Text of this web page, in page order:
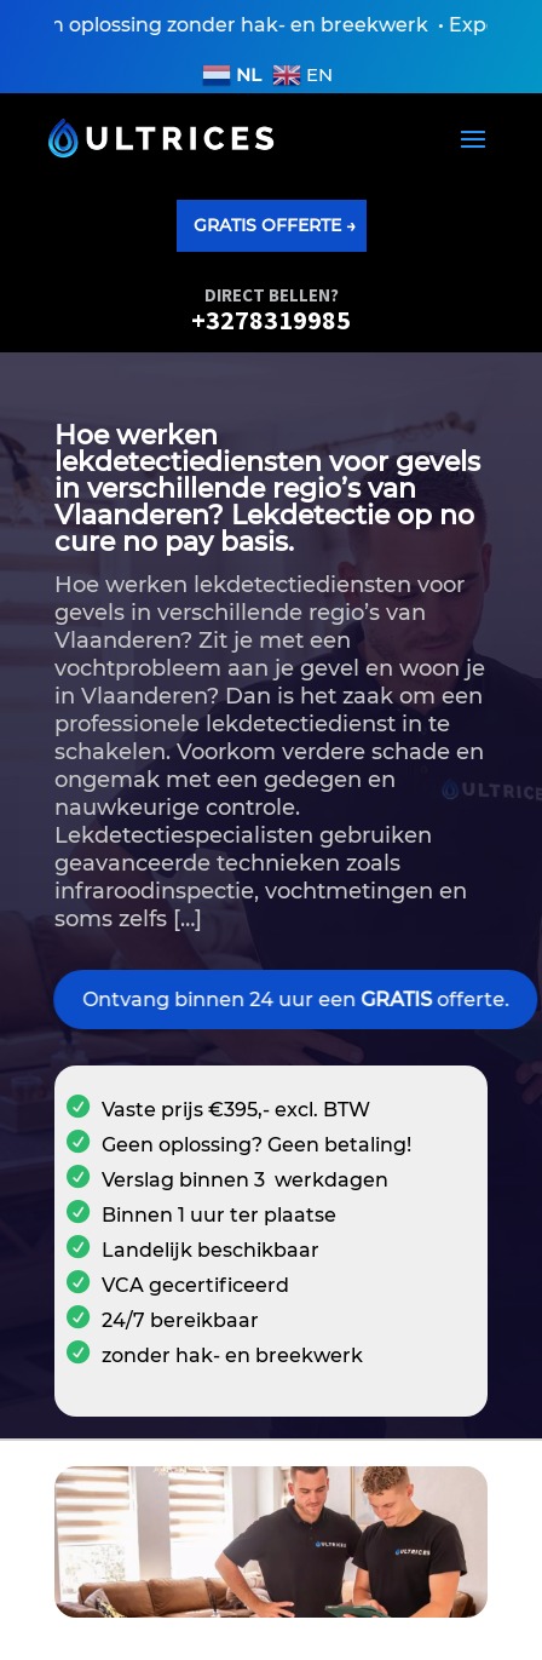
oplossing zonder hak- en breekwerk •
NL EN
GRATIS OFFERTE →
DIRECT BELLEN?
+3278319985
Hoe werken
lekdetectiediensten voor gevels
in verschillende regio’s van
Vlaanderen? Lekdetectie op no
cure no pay basis.
Hoe werken lekdetectiediensten voor
gevels in verschillende regio’s van
Vlaanderen? Zit je met een
vochtprobleem aan je gevel en woon je
in Vlaanderen? Dan is het zaak om een
professionele lekdetectiedienst in te
schakelen.​ Voorkom verdere schade en
ongemak met een gedegen en
nauwkeurige controle.​
Lekdetectiespecialisten gebruiken
geavanceerde technieken zoals
infraroodinspectie, vochtmetingen en
soms zelfs […]
Ontvang binnen 24 uur een GRATISofferte.
Vaste prijs €395,- excl. BTW
Geen oplossing? Geen betaling!
Verslag binnen 3 werkdagen
Binnen 1 uur ter plaatse
Landelijk beschikbaar
VCA gecertificeerd
24/7 bereikbaar
zonder hak- en breekwerk